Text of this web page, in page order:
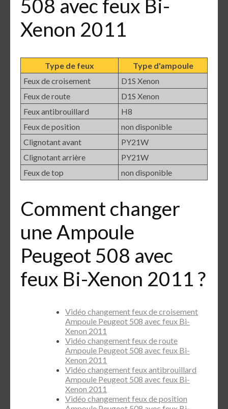
508 avec feux Bi-
Xenon 2011
Type de feux
Type d'ampoule
Feux de croisement
D1S Xenon
Feux de route
D1S Xenon
Feux antibrouillard
H8
Feux de position
non disponible
Clignotant avant
PY21W
Clignotant arrière
PY21W
Feux de top
non disponible
Comment changer
une Ampoule
Peugeot 508 avec
feux Bi-Xenon 2011 ?
Vidéo changement feux de croisement
Ampoule Peugeot 508 avec feux Bi-
Xenon 2011
Vidéo changement feux de route
Ampoule Peugeot 508 avec feux Bi-
Xenon 2011
Vidéo changement feux antibrouillard
Ampoule Peugeot 508 avec feux Bi-
Xenon 2011
Vidéo changement feux de position